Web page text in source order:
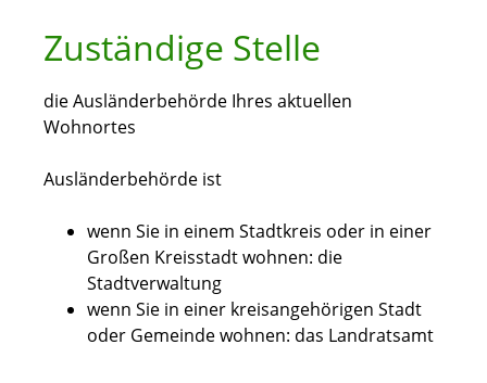
Zuständige Stelle
die Ausländerbehörde Ihres aktuellen
Wohnortes
Ausländerbehörde ist
wenn Sie in einem Stadtkreis oder in einer
Großen Kreisstadt wohnen: die
Stadtverwaltung
wenn Sie in einer kreisangehörigen Stadt
oder Gemeinde wohnen: das Landratsamt